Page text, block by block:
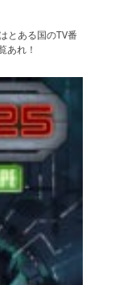
とある国のTV番
あれ！